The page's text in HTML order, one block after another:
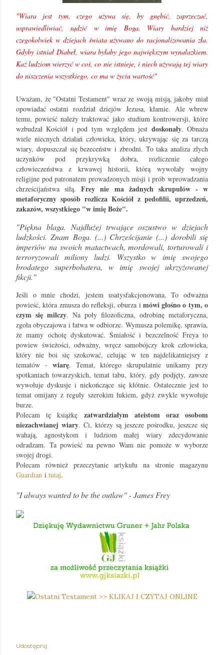
"Wiara jest tym, czego używa się, by gnębić, zaprzeczać,
usprawiedliwiać, sądzić w imię Boga. Wiary bardziej niż
czegokolwiek w dziejach świata używano do racjonalizowania zła.
Gdyby istniał Diabeł, wiara byłaby jego największym wynalazkiem.
Każ ludziom wierzyć w coś, co nie istnieje, i niech używają tej wiary
do niszczenia wszystkiego, co ma w życiu wartość"
Uważam, że "Ostatni Testament" wraz ze swoją misją, jakoby miał
opowiadać ostatni rozdział dziejów Jezusa, kłamie. Ale wbrew
temu, powieść należy traktować jako studium kontrowersji, które
wzbudzał Kościół i pod tym względem jest doskonały. Obnaża
wiele niecnych działań człowieka, który, ukrywając się za tarczą
wiary, dopuszczał się bezeceństw i zbrodni. To taka analiza złych
uczynków pod przykrywką dobra, rozliczenie całego
człowieczeństwa z krwawej historii, którą wywołały wojny
religijne pod patronatem prowadzonych misji i prób wprowadzania
chrześcijaństwa siłą.Frey nie ma żadnych skrupułów - w
metaforyczny sposób rozlicza Kościół z pedofilii, uprzedzeń,
zakazów, wszystkiego "w imię Boże".
"Piękna blaga. Najdłużej trwające oszustwo w dziejach
ludzkości. Znam Boga. (...) Chrześcijanie (...) dorobili się
imperiów na swoich matactwach, mordowali, torturowali i
terroryzowali miliony ludzi. Wszystko w imię swojego
brodatego superbohatera, w imię swojej ukrzyżowanej
fikcji."
Jeśli o mnie chodzi, jestem usatysfakcjonowana. To odważna
powieść, która zmusza do refleksji, oburza i mówi głośno o tym, o
czym się milczy. Na poły filozoficzna, odrobinę metaforyczna,
zgoła obyczajowa i łatwa w odbiorze. Wymusza polemikę, sprawia,
że mamy ochotę dyskutować. Śmiałość i bezczelność Freya to
powiew świeżości, odważny, wręcz samobójczy krok człowieka,
który nie boi się szokować, celując w ten najdelikatniejszy z
tematów - wiarę. Temat, którego skrupulatnie unikamy przy
spotkaniach towarzyskich, temat tabu, który, gdy podjęty, zawsze
wywołuje dyskusje i niekończące się kłótnie. Ostatecznie jest to
temat omijany z reguły szerokim łukiem, gdyż zwykle wywołuje
burze.
Polecam tę książkę zatwardziałym ateistom oraz osobom
niezachwianej wiary. Ci, którzy są jeszcze pośrodku, jeszcze się
wahają, agnostykom i ludziom małej wiary zdecydowanie
odradzam. Ta powieść na pewno Wam nie pomoże w wyborze
swojej drogi.
Polecam również przeczytanie artykułu na stronie magazynu
Guardian i tutaj.
"I always wanted to be the outlaw" - James Frey
Udostępnij